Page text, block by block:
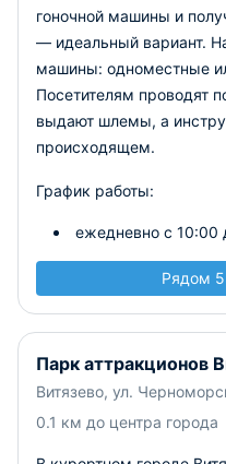
гоночной машины и
— идеальный вариант.
машины: одноместные
Посетителям проводят
выдают шлемы, а
происходящем.
График работы:
ежедневно с 10:00
Рядом
Парк аттракционов
Витязево, ул.
0.1 км до центра города